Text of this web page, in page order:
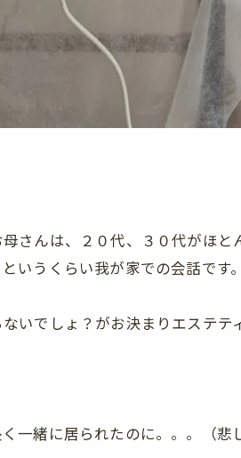
さんは、２０代、３０代がほと
いうくらい我が家での会話です。
いでしょ？がお決まりエステ
一緒に居られたのに。。。（悲